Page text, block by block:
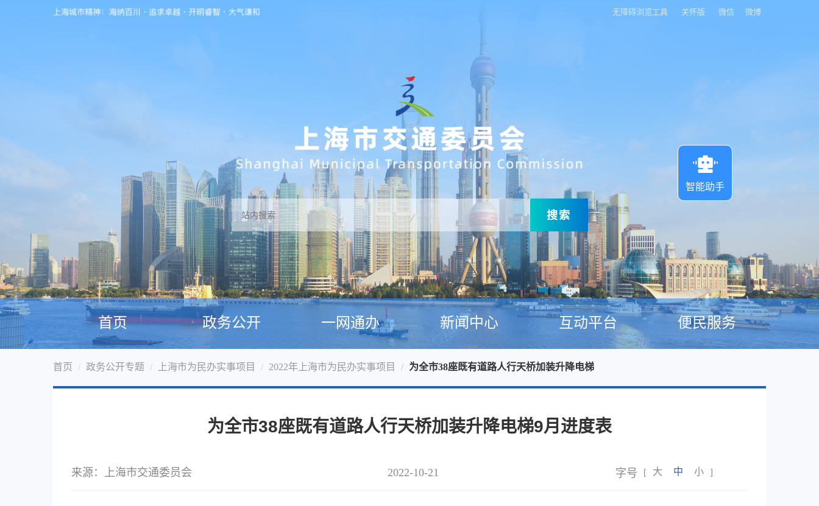
无障碍操作说明 跳转到网站导航区 跳转到主要内容区域
无障碍浏览工具 关怀版 微信 微博
搜索
智能助手
首页 政务公开 一网通办 新闻中心 互动平台 便民服务
首页 政务公开专题 上海市为民办实事项目 2022年上海市为民办实事项目 为全市38座既有道路人行天桥加装升降电梯
为全市38座既有道路人行天桥加装升降电梯9月进度表
来源：上海市交通委员会 2022-10-21 字号 [ 大 中 小 ]